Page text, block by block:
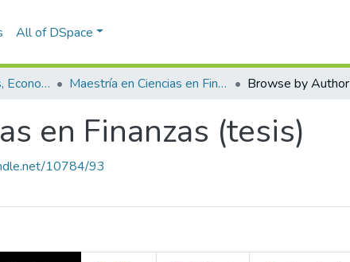
All of DSpace
Escuela de Finanzas, Economía y Gobierno Maestría en Ciencias en Finanzas (tesis) Browse by Author
en Finanzas (tesis)
10784/93